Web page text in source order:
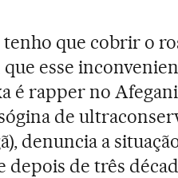
que cobrir o
esse
é rapper no
de
denuncia a
de três